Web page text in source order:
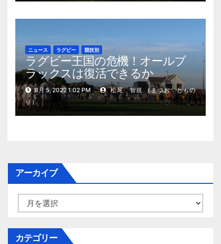
ニュース ラグビー 競技別
ラグビー王国の危機！オールブ
ラックスは復活できるか
8月 5, 2022 1:02 PM
松尾 智規 （まつお ともの
り）
アーカイブ
ー
イ
カテゴリー